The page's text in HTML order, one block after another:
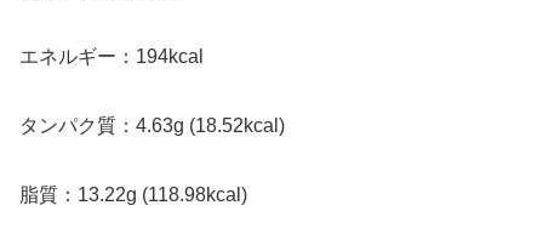
エネルギー：194kcal
タンパク質：4.63g (18.52kcal)
脂質：13.22g (118.98kcal)